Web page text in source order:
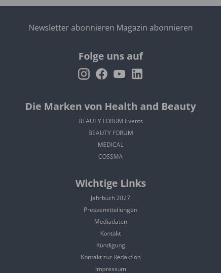
Newsletter abonnieren Magazin abonnieren
Folge uns auf
Die Marken von Health and Beauty
BEAUTY FORUM Events
BEAUTY FORUM
MEDICAL
COSSMA
Wichtige Links
Jahrbuch 2027
Pressemitteilungen
Mediadaten
Kontakt
Kündigung
Kontakt zur Redaktion
Impressum